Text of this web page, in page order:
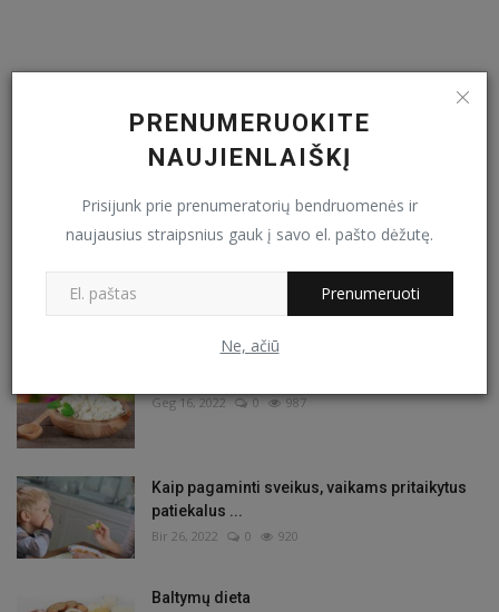
PRENUMERUOKITE
NAUJIENLAIŠKĮ
Prisijunk prie prenumeratorių bendruomenės ir
naujausius straipsnius gauk į savo el. pašto dėžutę.
Prenumeruoti
Ne, ačiū
Facebook
Geg 16, 2022 0 987
Kaip pagaminti sveikus, vaikams pritaikytus
patiekalus ...
Bir 26, 2022 0 920
Baltymų dieta